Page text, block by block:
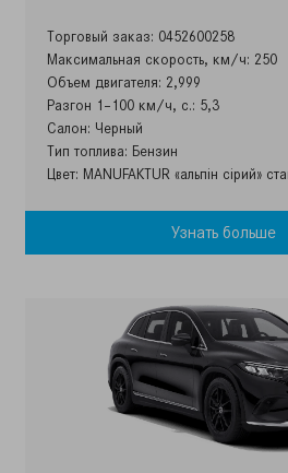
Торговый заказ: 0452600258
Максимальная скорость, км/ч: 250
Объем двигателя: 2,999
Разгон 1–100 км/ч, с.: 5,3
Салон: Черный
Тип топлива: Бензин
Цвет: MANUFAKTUR «альпін сірий»
Узнать больше